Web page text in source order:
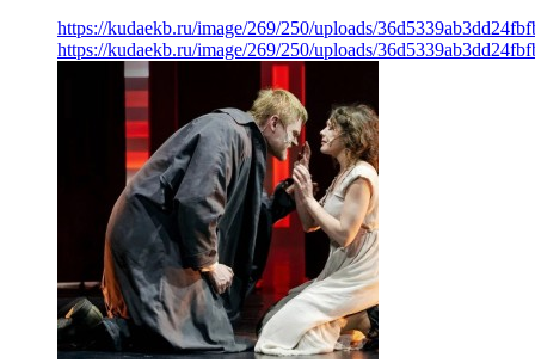
https://kudaekb.ru/image/269/250/uploads/
https://kudaekb.ru/image/269/250/uploads/